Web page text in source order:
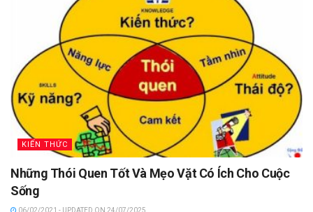
KIẾN THỨC
Những Thói Quen Tốt Và Mẹo Vặt Có Ích Cho Cuộc
Sống
06/02/2021 - UPDATED ON 24/07/2025